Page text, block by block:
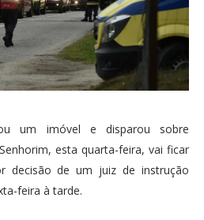
um imóvel e disparou sobre
esta quarta-feira, vai ficar
decisão de um juiz de instrução
feira à tarde.